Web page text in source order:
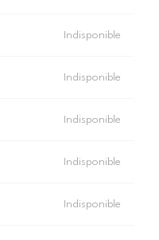
Indisponible
Indisponible
Indisponible
Indisponible
Indisponible